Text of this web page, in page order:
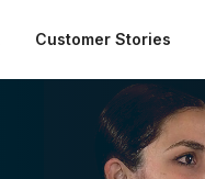
Customer Stories